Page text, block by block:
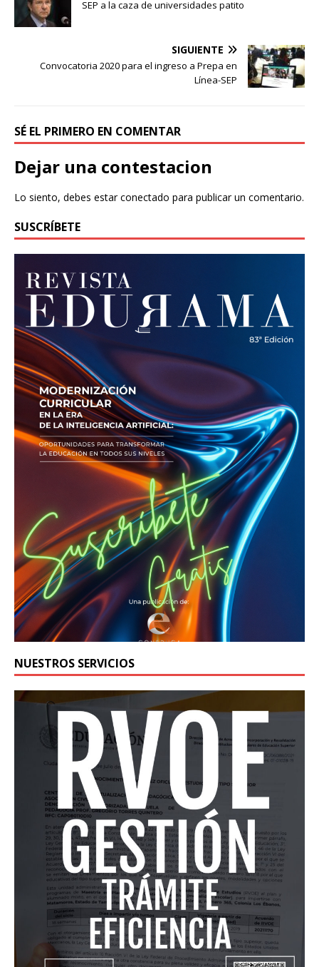
SEP a la caza de universidades patito
SIGUIENTE
Convocatoria 2020 para el ingreso a Prepa en
Línea-SEP
SÉ EL PRIMERO EN COMENTAR
Dejar una contestacion
Lo siento, debes estarconectado para publicar un comentario.
SUSCRÍBETE
NUESTROS SERVICIOS